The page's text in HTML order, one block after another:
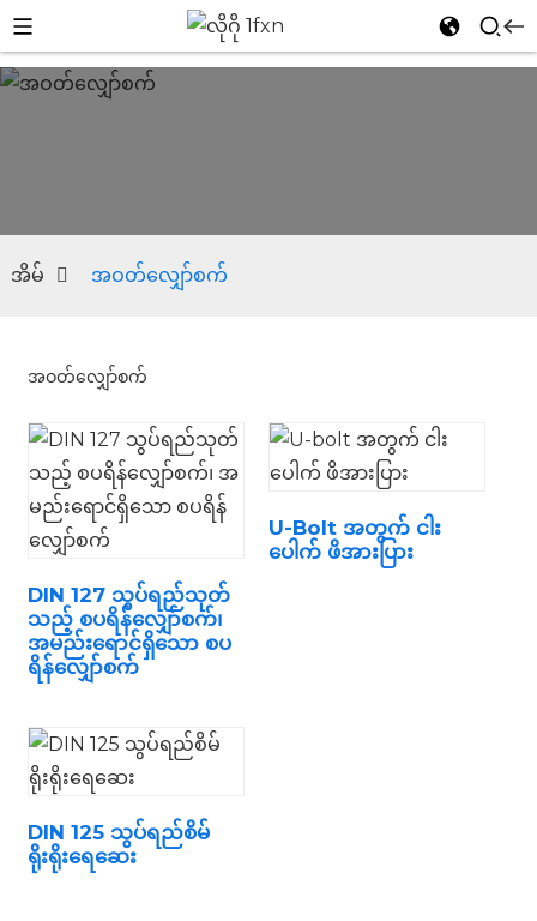
အိမ် အဝတ်လျှော်စက်
အဝတ်လျှော်စက်
DIN 127 သွပ်ရည်သုတ်
သည့် စပရိန်လျှော်စက်၊
အမည်းရောင်ရှိသော စပ
ရိန်လျှော်စက်
U-Bolt အတွက် ငါး
ပေါက် ဖိအားပြား
DIN 125 သွပ်ရည်စိမ်
ရိုးရိုးရေဆေး